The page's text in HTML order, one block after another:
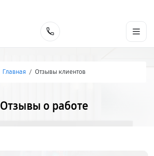
Главная / Отзывы клиентов
Отзывы о работе